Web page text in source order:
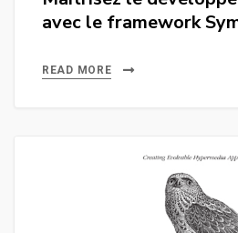
avec le framework
READ MORE